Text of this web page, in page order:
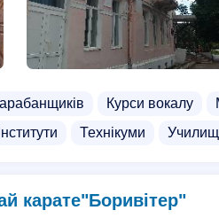
Курси вокалу
Інститути Технікуми
карате"Боривітер"